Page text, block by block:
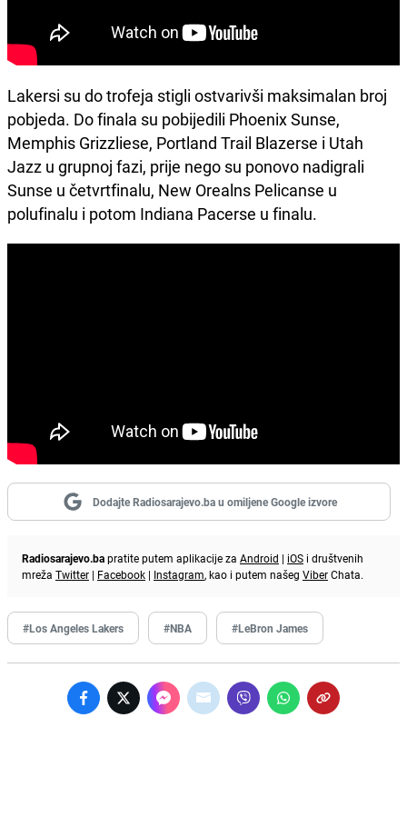
Lakersi su do trofeja stigli ostvarivši maksimalan broj
pobjeda. Do finala su pobijedili Phoenix Sunse,
Memphis Grizzliese, Portland Trail Blazerse i Utah
Jazz u grupnoj fazi, prije nego su ponovo nadigrali
Sunse u četvrtfinalu, New Orealns Pelicanse u
polufinalu i potom Indiana Pacerse u finalu.
Dodajte Radiosarajevo.ba u omiljene Google izvore
Radiosarajevo.bapratite putem aplikacije za Android | iOS i društvenih
mreža Twitter | Facebook | Instagram, kao i putem našeg ViberChata.
#Los Angeles Lakers #NBA #LeBron James